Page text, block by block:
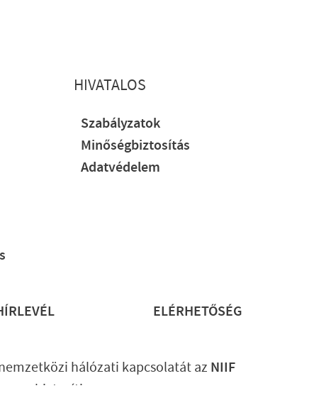
HIVATALOS
Szabályzatok
Minőségbiztosítás
Adatvédelem
ELÉRHETŐSÉG
hálózati kapcsolatát az NIIF
biztosítja.